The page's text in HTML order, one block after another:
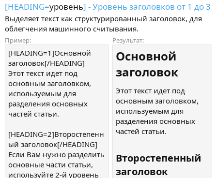
[HEADING=уровень] - Уровень заголовков от 1 до 3
Выделяет текст как структурированный заголовок, для
облегчения машинного считывания.
Пример:
[HEADING=1]Основной
заголовок[/HEADING]
Этот текст идет под
основным заголовком,
используемым для
разделения основных
частей статьи.
[HEADING=2]Второстепенн
ый заголовок[/HEADING]
Если Вам нужно разделить
основные части статьи,
используйте 2-й уровень
Результат:
Основной
заголовок​
Этот текст идет под
основным заголовком,
используемым для
разделения основных
частей статьи.
Второстепенный
заголовок​